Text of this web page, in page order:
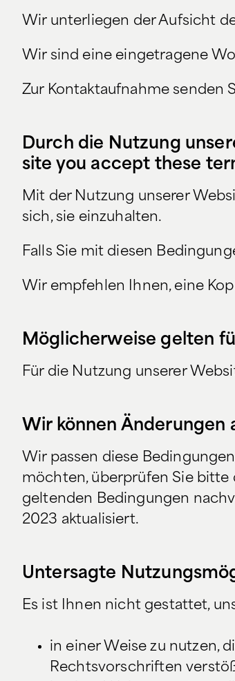
Wir unterliegen der Aufsicht
Wir sind eine eingetragene
Zur Kontaktaufnahme senden
Durch die Nutzung
site you accept these
Mit der Nutzung unserer
sich, sie einzuhalten.
Falls Sie mit diesen
Wir empfehlen Ihnen, eine
Möglicherweise gelten
Für die Nutzung unserer
Wir können Änderungen
Wir passen diese
möchten, überprüfen Sie bitte
geltenden Bedingungen
2023 aktualisiert.
Untersagte
Es ist Ihnen nicht gestattet,
in einer Weise zu nutzen,
Rechtsvorschriften